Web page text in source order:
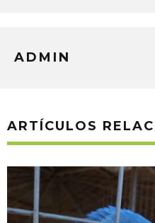
ADMIN
ARTÍCULOS